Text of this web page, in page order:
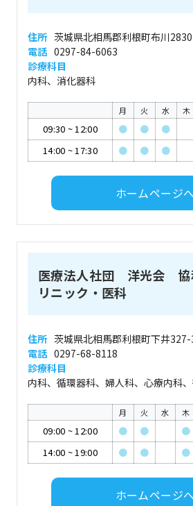
住所 茨城県北相馬郡利根町布川
電話 0297-84-6063
診療科目
内科、消化器科
月 火 水 木
09:30 ~12:00 ● ● ●
14:00 ~17:30 ● ● ●
ホームページへ
医療法人社団 洋光会 協
リニック・医科
住所 茨城県北相馬郡利根町下井327-
電話 0297-68-8118
診療科目
内科、循環器科、婦人科、心療内科
月 火 水 木
09:00 ~12:00 ● ● ●
14:00 ~19:00 ● ● ●
ホームページへ